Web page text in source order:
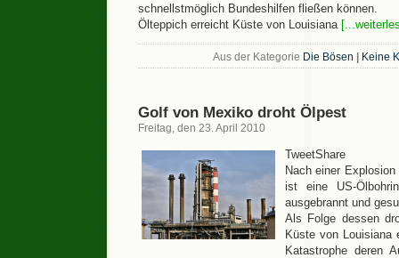
schnellstmöglich Bundeshilfen fließen können.
Ölteppich erreicht Küste von Louisiana
Aus der Kategorie Die Bösen Keine
Golf von Mexiko droht Ölpest
Freitag, den 23. April 2010
TweetShare
Nach einer
ist eine US-
ausgebrannt und
Als Folge dessen
Küste von Louisiana
Katastrophe deren